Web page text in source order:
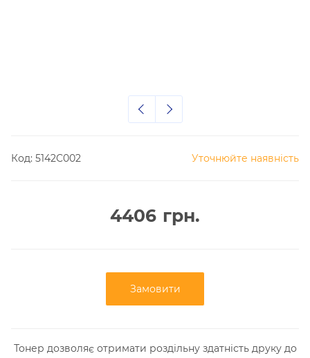
Код: 5142C002 Уточнюйте наявність
4406 грн.
Замовити
Тонер дозволяє отримати роздільну здатність друку до